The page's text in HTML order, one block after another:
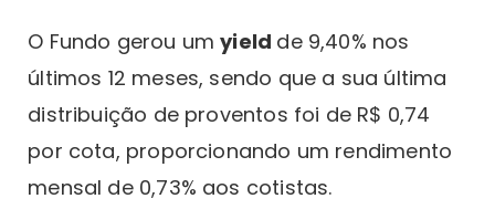
O Fundo gerou umyield de 9,40% nos
últimos 12 meses, sendo que a sua última
distribuição de proventos foi de R$ 0,74
por cota, proporcionando um rendimento
mensal de 0,73% aos cotistas.